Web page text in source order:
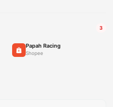
3
Papah Racing
Shopee